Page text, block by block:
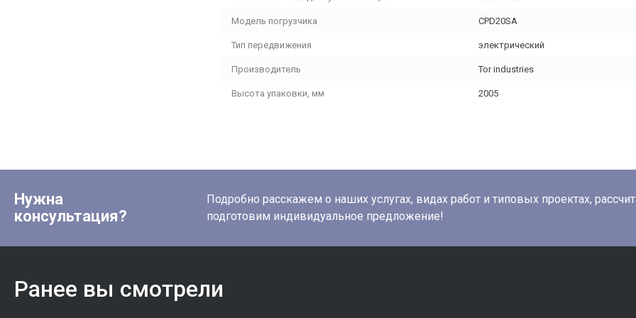
Модель погрузчика CPD20SA
Тип передвижения электрический
Производитель Tor industries
Высота упаковки, мм 2005
Нужна
консультация?
Подробно расскажем о наших услугах, видах работ и типовых проектах,
подготовим индивидуальное предложение!
Ранее вы смотрели